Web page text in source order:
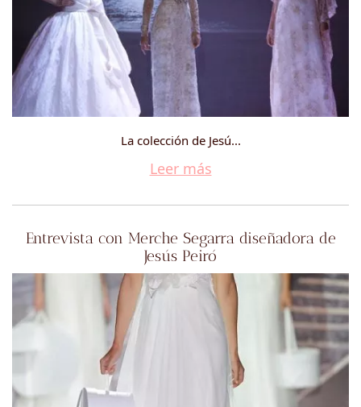
La colección de Jesú...
Leer más
Entrevista con Merche Segarra diseñadora de
Jesús Peiró